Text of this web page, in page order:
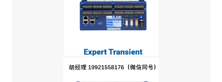
DELPHINPROFIMESSAGE 可拓展型测量系统 模块化采集系统 集成全
类型信号接入能力 + 丰富工业通讯接口
胡原19921558176（微信同号）